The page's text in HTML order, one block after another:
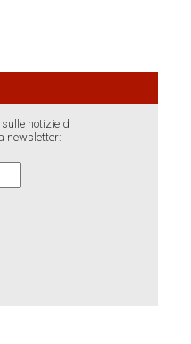
notizie di
newsletter: